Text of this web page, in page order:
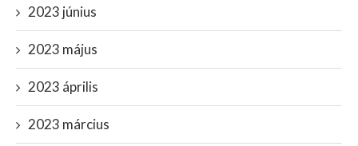
2023 június
2023 május
2023 április
2023 március